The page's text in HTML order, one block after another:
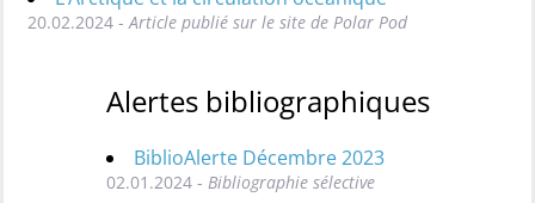
20.02.2024 - Article publié sur le site de Polar Pod
Alertes bibliographiques
BiblioAlerte Décembre 2023
02.01.2024 - Bibliographie sélective